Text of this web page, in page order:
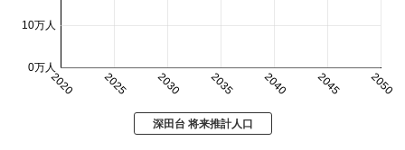
2020 2025 2030 2035 2040 2045 2050
0万人
10万人
深田台 将来推計人口